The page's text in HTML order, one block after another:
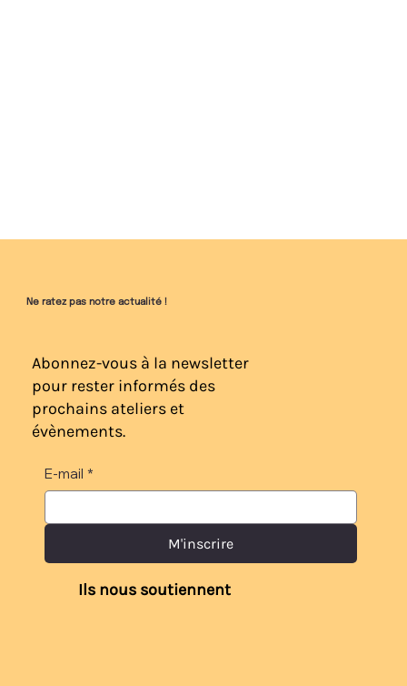
Sierra Game Club : Le jeu-vidéo Club
Ne ratez pas notre actualité !
E-mail *
M'inscrire
Abonnez-vous à la newsletter
pour rester informés des
prochains ateliers et
évènements.
Ils nous soutiennent